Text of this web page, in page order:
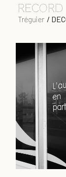
Tréguier /